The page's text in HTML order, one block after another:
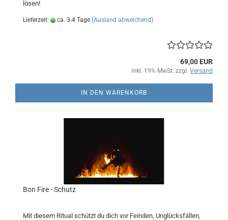
lösen!
Lieferzeit: ca. 3-4 Tage (Ausland abweichend)
69,00 EUR
inkl. 19% MwSt. zzgl. Versand
IN DEN WARENKORB
Bon Fire - Schutz
Mit diesem Ritual schützt du dich vor Feinden, Unglücksfällen,